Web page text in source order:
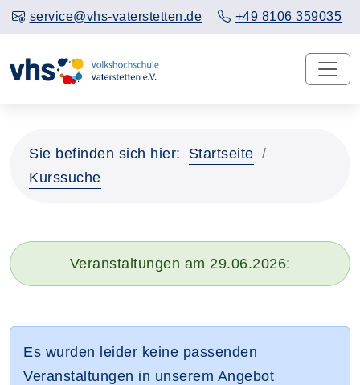
service@vhs-vaterstetten.de +49 8106 359035
Sie befinden sich hier:
Startseite
Kurssuche
Veranstaltungen am 29.06.2026:
Es wurden leider keine passenden
Veranstaltungen in unserem Angebot